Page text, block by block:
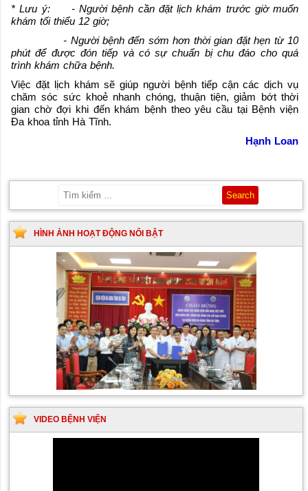
* Lưu ý: - Người bệnh cần đặt lịch khám trước giờ muốn
khám tối thiểu 12 giờ;
- Người bệnh đến sớm hơn thời gian đặt hẹn từ 10
phút để được đón tiếp và có sự chuẩn bị chu đáo cho quá
trình khám chữa bệnh.
Việc đặt lịch khám sẽ giúp người bệnh tiếp cận các dịch vụ
chăm sóc sức khoẻ nhanh chóng, thuận tiện, giảm bớt thời
gian chờ đợi khi đến khám bệnh theo yêu cầu tại Bệnh viện
Đa khoa tỉnh Hà Tĩnh.
Hạnh Loan
HÌNH ẢNH HOẠT ĐỘNG NỔI BẬT
VIDEO BỆNH VIỆN